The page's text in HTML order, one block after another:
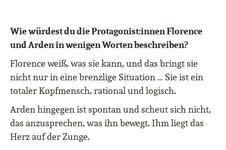
Wie würdest du die Protagonist:innen Florence
und Arden in wenigen Worten beschreiben?
Florence weiß, was sie kann, und das bringt sie
nicht nur in eine brenzlige Situation … Sie ist ein
totaler Kopfmensch, rational und logisch.
Arden hingegen ist spontan und scheut sich nicht,
das anzusprechen, was ihn bewegt. Ihm liegt das
Herz auf der Zunge.